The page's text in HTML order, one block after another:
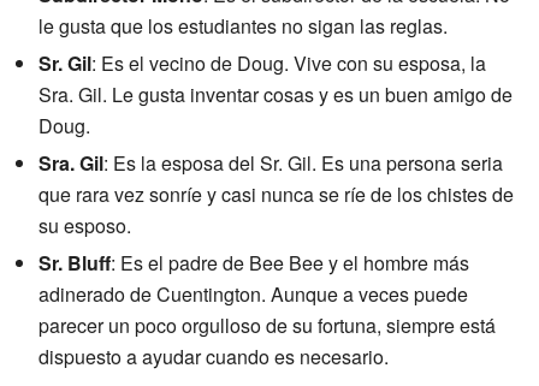
le gusta que los estudiantes no sigan las reglas.
Sr. Gil: Es el vecino de Doug. Vive con su esposa, la
Sra. Gil. Le gusta inventar cosas y es un buen amigo de
Doug.
Sra. Gil: Es la esposa del Sr. Gil. Es una persona seria
que rara vez sonríe y casi nunca se ríe de los chistes de
su esposo.
Sr. Bluff: Es el padre de Bee Bee y el hombre más
adinerado de Cuentington. Aunque a veces puede
parecer un poco orgulloso de su fortuna, siempre está
dispuesto a ayudar cuando es necesario.